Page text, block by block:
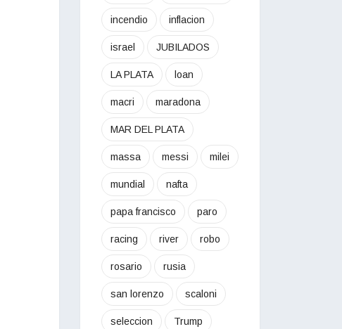
incendio inflacion
israel JUBILADOS
LA PLATA loan
macri maradona
MAR DEL PLATA
massa messi milei
mundial nafta
papa francisco paro
racing river robo
rosario rusia
san lorenzo scaloni
seleccion Trump